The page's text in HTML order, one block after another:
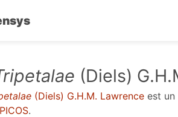
(Diels)
(Diels) G.H.M. Lawrence est
.